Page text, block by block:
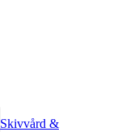
Skivvård &